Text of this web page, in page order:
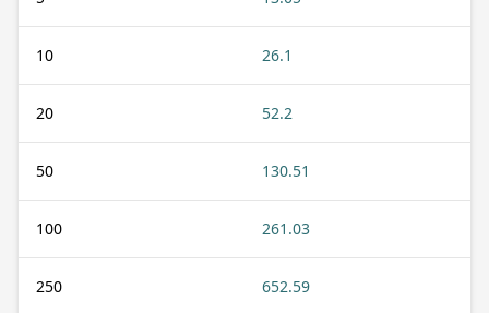
10 26.1
20 52.2
50 130.51
100 261.03
250 652.59